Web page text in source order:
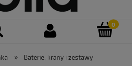
»
Baterie, krany i zestawy